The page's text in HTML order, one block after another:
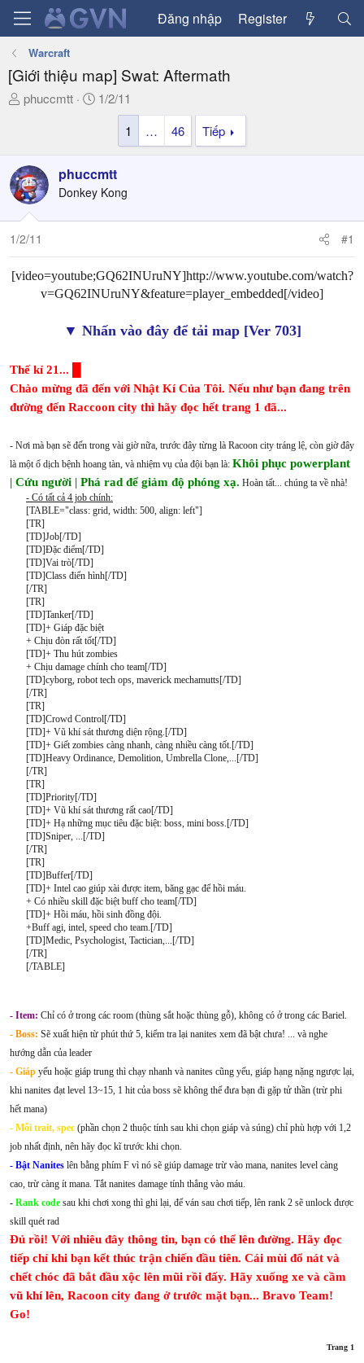
Đăng nhập Register
Warcraft
[Giới thiệu map] Swat: Aftermath
T
a
d
s
t
a
t
e
phuccmtt
N
ử
1/2/11
1
… 46 Tiếp
phuccmtt
Donkey Kong
1/2/11 #1
[video=youtube;GQ62INUruNY]http://www.youtube.com/watch?
v=GQ62INUruNY&feature=player_embedded[/video]
▼ Nhấn vào đây để tải map [Ver 703]
Thế kỉ 21... █
Chào mừng đã đến với Nhật Kí Của Tôi. Nếu như bạn đang trên
đường đến Raccoon city thì hãy đọc hết trang 1 đã...
- Nơi mà bạn sẽ đến trong vài giờ nữa, trước đây từng là Racoon city tráng lệ, còn giờ đây
là một ổ dịch bệnh hoang tàn, và nhiệm vụ của đội bạn là: Khôi phục powerplant
| Cứu người | Phá rad để giảm độ phóng xạ. Hoàn tất... chúng ta về nhà!
- Có tất cả 4 job chính:
[TABLE="class: grid, width: 500, align: left"]
[TR]
[TD]Job[/TD]
[TD]Đặc điểm[/TD]
[TD]Vai trò[/TD]
[TD]Class điển hình[/TD]
[/TR]
[TR]
[TD]Tanker[/TD]
[TD]+ Giáp đặc biệt
+ Chịu đòn rất tốt[/TD]
[TD]+ Thu hút zombies
+ Chịu damage chính cho team[/TD]
[TD]cyborg, robot tech ops, maverick mechamutts[/TD]
[/TR]
[TR]
[TD]Crowd Control[/TD]
[TD]+ Vũ khí sát thương diện rộng.[/TD]
[TD]+ Giết zombies càng nhanh, càng nhiều càng tốt.[/TD]
[TD]Heavy Ordinance, Demolition, Umbrella Clone,...[/TD]
[/TR]
[TR]
[TD]Priority[/TD]
[TD]+ Vũ khí sát thương rất cao[/TD]
[TD]+ Hạ những mục tiêu đặc biệt: boss, mini boss.[/TD]
[TD]Sniper, ...[/TD]
[/TR]
[TR]
[TD]Buffer[/TD]
[TD]+ Intel cao giúp xài được item, băng gạc để hồi máu.
+ Có nhiều skill đặc biệt buff cho team[/TD]
[TD]+ Hồi máu, hồi sinh đồng đội.
+Buff agi, intel, speed cho team.[/TD]
[TD]Medic, Psychologist, Tactician,...[/TD]
[/TR]
[/TABLE]
- Item: Chỉ có ở trong các room (thùng sắt hoặc thùng gỗ), không có ở trong các Bariel.
- Boss: Sẽ xuất hiện từ phút thứ 5, kiểm tra lại nanites xem đã bật chưa! ... và nghe
hướng dẫn của leader
- Giáp yếu hoặc giáp trung thì chạy nhanh và nanites cũng yếu, giáp hạng nặng ngược lại,
khi nanites đạt level 13~15, 1 hit của boss sẽ không thể đưa bạn đi gặp tử thần (trừ phi
hết mana)
- Mỗi trait, spec (phần chọn 2 thuộc tính sau khi chọn giáp và súng) chỉ phù hợp với 1,2
job nhất định, nên hãy đọc kĩ trước khi chọn.
- Bật Nanites lên bằng phím F vì nó sẽ giúp damage trừ vào mana, nanites level càng
cao, trừ càng ít mana. Tắt nanites damage tính thẳng vào máu.
- Rank code sau khi chơi xong thì ghi lại, để ván sau chơi tiếp, lên rank 2 sẽ unlock được
skill quét rad
Đủ rồi! Với nhiêu đây thông tin, bạn có thể lên đường. Hãy đọc
tiếp chỉ khi bạn kết thúc trận chiến đầu tiên. Cái mùi đổ nát và
chết chóc đã bắt đầu xộc lên mũi rồi đấy. Hãy xuống xe và cầm
vũ khí lên, Racoon city đang ở trước mặt bạn... Bravo Team!
Go!
Trang 1